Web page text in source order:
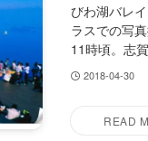
びわ湖バレ
ラスでの写
11時頃。志
2018-04-30